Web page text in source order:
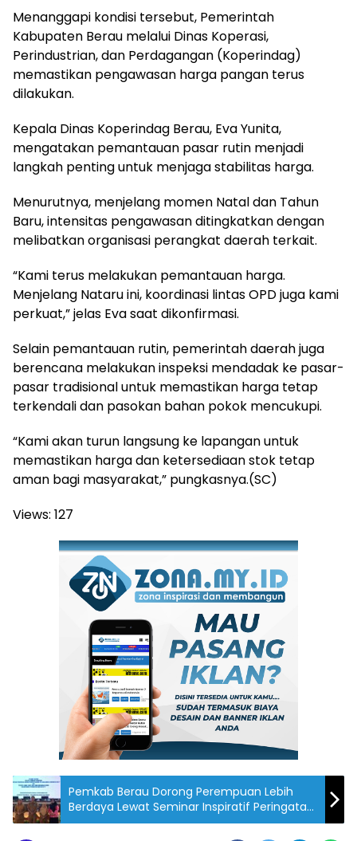
Menanggapi kondisi tersebut, Pemerintah
Kabupaten Berau melalui Dinas Koperasi,
Perindustrian, dan Perdagangan (Koperindag)
memastikan pengawasan harga pangan terus
dilakukan.
Kepala Dinas Koperindag Berau, Eva Yunita,
mengatakan pemantauan pasar rutin menjadi
langkah penting untuk menjaga stabilitas harga.
Menurutnya, menjelang momen Natal dan Tahun
Baru, intensitas pengawasan ditingkatkan dengan
melibatkan organisasi perangkat daerah terkait.
“Kami terus melakukan pemantauan harga.
Menjelang Nataru ini, koordinasi lintas OPD juga kami
perkuat,” jelas Eva saat dikonfirmasi.
Selain pemantauan rutin, pemerintah daerah juga
berencana melakukan inspeksi mendadak ke pasar-
pasar tradisional untuk memastikan harga tetap
terkendali dan pasokan bahan pokok mencukupi.
“Kami akan turun langsung ke lapangan untuk
memastikan harga dan ketersediaan stok tetap
aman bagi masyarakat,” pungkasnya.(SC)
Views: 127
Pemkab Berau Dorong Perempuan Lebih
Berdaya Lewat Seminar Inspiratif Peringatan
Hari Ibu